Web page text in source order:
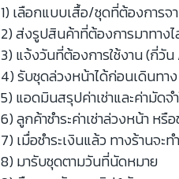
1) เลือกแบบเสื้อ/ชุดที่ต้องการจ
2) ส่งรูปสินค้าที่ต้องการมาทาง
3) แจ้งวันที่ต้องการใช้งาน (กี่วั
4) รับชุดล่วงหน้าได้ก่อนเดินทา
5) แอดมินสรุปค่าเช่าและค่ามัด
6) ลูกค้าชำระค่าเช่าล่วงหน้า ห
7) เมื่อชำระเงินแล้ว ทางร้านจะท
8) มารับชุดตามวันที่นัดหมาย